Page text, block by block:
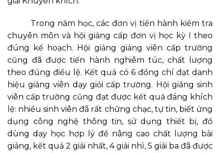
Trong năm học, các đơn vị tiến hành kiểm tra
chuyên môn và hội giảng cấp đơn vị học kỳ I theo
đúng kế hoạch. Hội giảng giảng viên cấp trường
cũng đã được tiến hành nghiêm túc, chất lượng
theo đúng điều lệ. Kết quả có 6 đồng chí đạt danh
hiệu giảng viên dạy giỏi cấp trường. Hội giảng sinh
viên cấp trường cũng đạt được kết quả đáng khích
lệ: nhiều sinh viên đã rất chững chạc, tự tin, biết ứng
dụng công nghệ thông tin, sử dụng thiết bị, đồ
dùng dạy học hợp lý để nâng cao chất lượng bài
giảng, kết quả 2 giải nhất, 4 giải nhì, 5 giải ba đã được